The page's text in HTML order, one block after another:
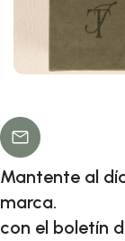
Mantente al
marca.
con el boletín